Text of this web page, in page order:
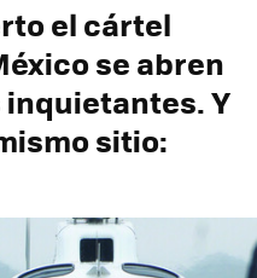
el cártel
se abren
Y
sitio: